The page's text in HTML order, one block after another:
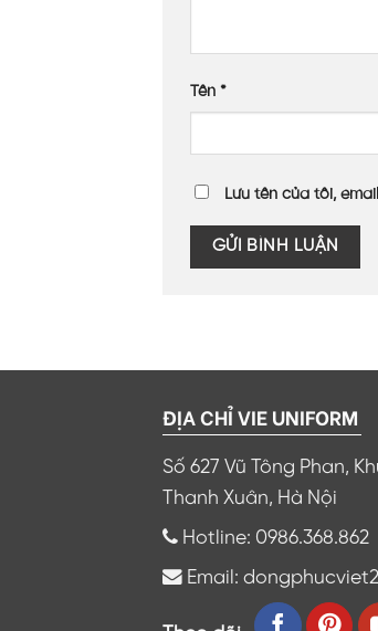
Tên *
Lưu tên của tôi,
ĐỊA CHỈ VIE UNIFORM
Số 627 Vũ Tông Phan,
Thanh Xuân, Hà Nội
Hotline: 0986.368.862
Email: